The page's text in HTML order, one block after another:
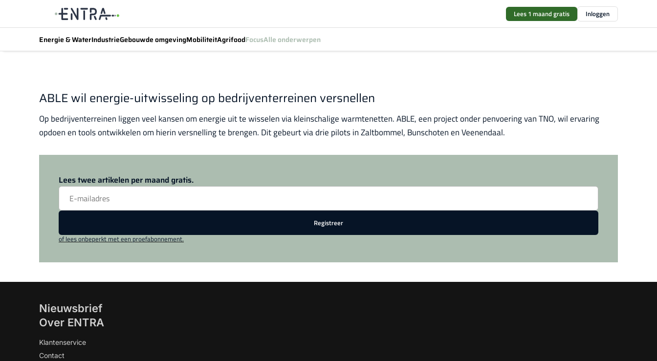
Lees 1 maand gratis Inloggen
Energie & WaterIndustrieGebouwde omgevingMobiliteitAgrifoodFocusAlle onderwerpen
ABLE wil energie-uitwisseling op bedrijventerreinen versnellen
Op bedrijventerreinen liggen veel kansen om energie uit te wisselen via kleinschalige warmtenetten. ABLE, een project onder penvoering van TNO, wil ervaring
opdoen en tools ontwikkelen om hierin versnelling te brengen. Dit gebeurt via drie pilots in Zaltbommel, Bunschoten en Veenendaal.
Lees twee artikelen per maand gratis.
Registreer
of lees onbeperkt met een proefabonnement.
Nieuwsbrief
Over ENTRA
Klantenservice
Contact